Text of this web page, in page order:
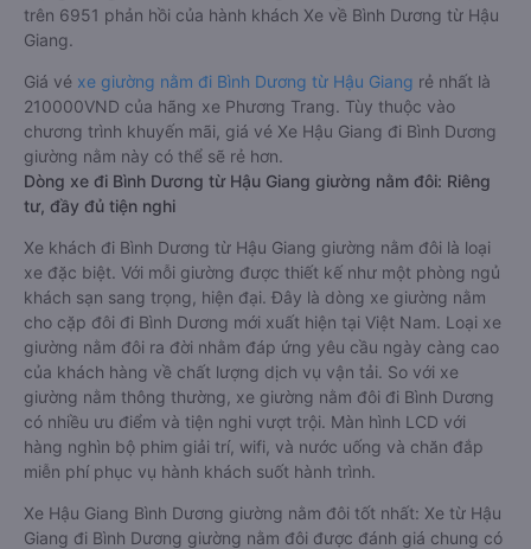
trên 6951 phản hồi của hành khách Xe về Bình Dương từ Hậu
Giang.
Giá vé xe giường nằm đi Bình Dương từ Hậu Giang rẻ nhất là
210000VND của hãng xe Phương Trang. Tùy thuộc vào
chương trình khuyến mãi, giá vé Xe Hậu Giang đi Bình Dương
giường nằm này có thể sẽ rẻ hơn.
Dòng xe đi Bình Dương từ Hậu Giang giường nằm đôi: Riêng
tư, đầy đủ tiện nghi
Xe khách đi Bình Dương từ Hậu Giang giường nằm đôi là loại
xe đặc biệt. Với mỗi giường được thiết kế như một phòng ngủ
khách sạn sang trọng, hiện đại. Đây là dòng xe giường nằm
cho cặp đôi đi Bình Dương mới xuất hiện tại Việt Nam. Loại xe
giường nằm đôi ra đời nhằm đáp ứng yêu cầu ngày càng cao
của khách hàng về chất lượng dịch vụ vận tải. So với xe
giường nằm thông thường, xe giường nằm đôi đi Bình Dương
có nhiều ưu điểm và tiện nghi vượt trội. Màn hình LCD với
hàng nghìn bộ phim giải trí, wifi, và nước uống và chăn đắp
miễn phí phục vụ hành khách suốt hành trình.
Xe Hậu Giang Bình Dương giường nằm đôi tốt nhất: Xe từ Hậu
Giang đi Bình Dương giường nằm đôi được đánh giá chung có